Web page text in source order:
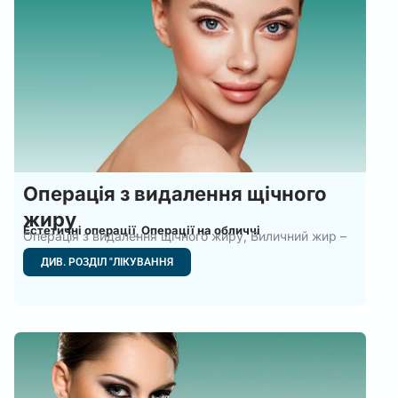
Операція з видалення щічного
жиру
Естетичні операції, Операції на обличчі
Операція з видалення щічного жиру, Виличний жир –
це шар
ДИВ. РОЗДІЛ "ЛІКУВАННЯ